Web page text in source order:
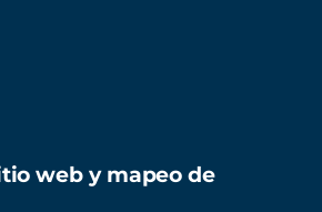
web y mapeo de